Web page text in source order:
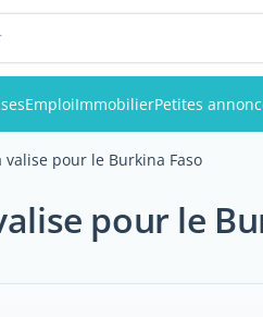
EmploiImmobilierPetites
pour le Burkina Faso
pour le